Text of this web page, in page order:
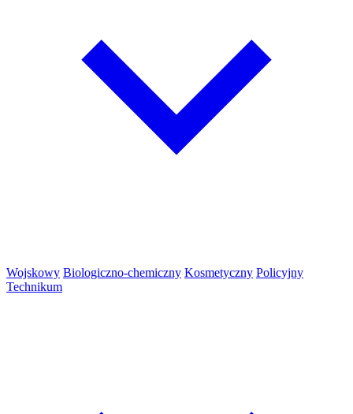
Wojskowy Biologiczno-chemiczny Kosmetyczny Policyjny
Technikum